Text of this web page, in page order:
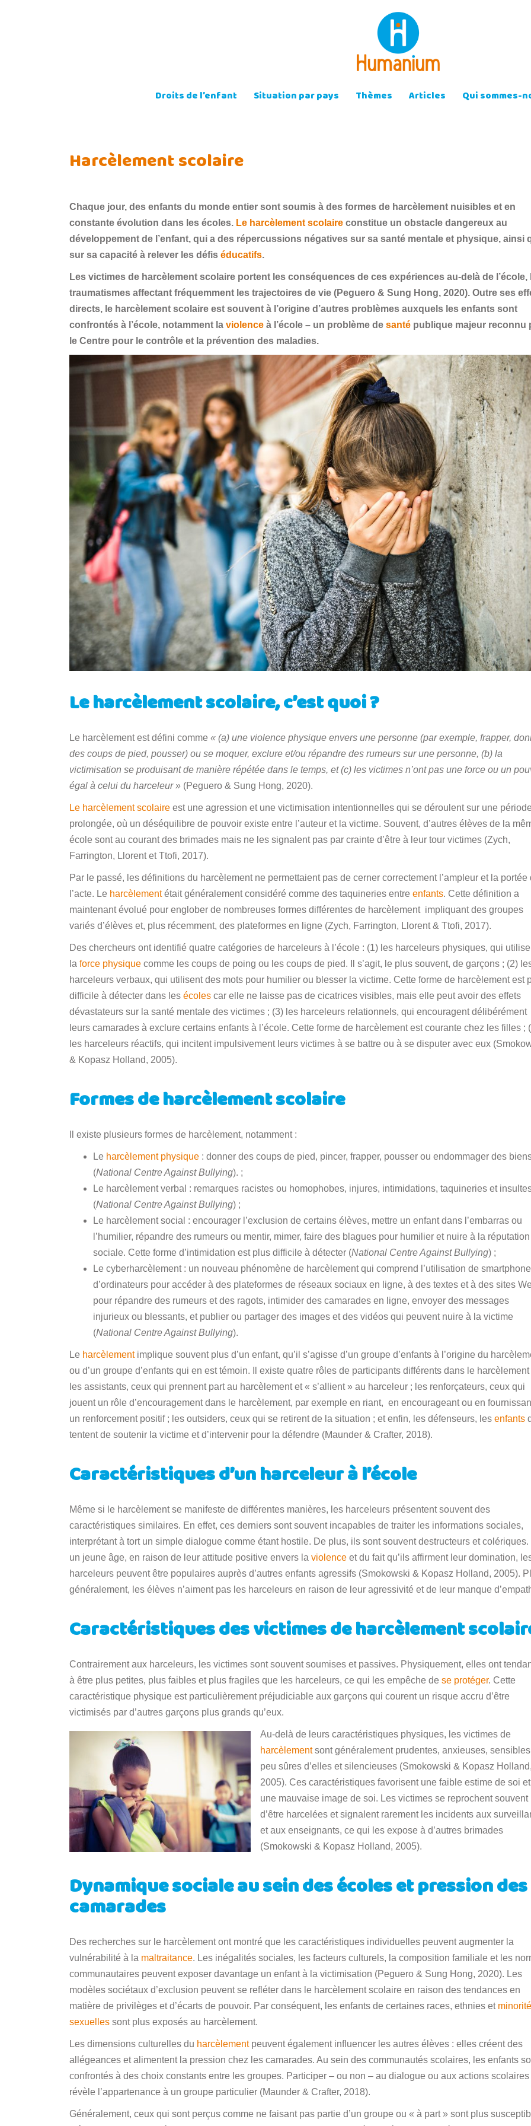
Droits de l’enfant Situation par pays Thèmes Articles Qui sommes-
Harcèlement scolaire
Chaque jour, des enfants du monde entier sont soumis à des formes de harcèlement nuisibles et en
constante évolution dans les écoles. Le harcèlement scolaire constitue un obstacle dangereux au
développement de l’enfant, qui a des répercussions négatives sur sa santé mentale et physique, ainsi
sur sa capacité à relever les défis éducatifs.
Les victimes de harcèlement scolaire portent les conséquences de ces expériences au-delà de l’école,
traumatismes affectant fréquemment les trajectoires de vie (Peguero & Sung Hong, 2020). Outre ses
directs, le harcèlement scolaire est souvent à l’origine d’autres problèmes auxquels les enfants sont
confrontés à l’école, notamment la violence à l’école – un problème de santé publique majeur reconnu
le Centre pour le contrôle et la prévention des maladies.
Le harcèlement scolaire, c’est quoi ?
Le harcèlement est défini comme « (a) une violence physique envers une personne (par exemple, frapper,
des coups de pied, pousser) ou se moquer, exclure et/ou répandre des rumeurs sur une personne, (b) la
victimisation se produisant de manière répétée dans le temps, et (c) les victimes n’ont pas une force ou un
égal à celui du harceleur » (Peguero & Sung Hong, 2020).
Le harcèlement scolaire est une agression et une victimisation intentionnelles qui se déroulent sur une période
prolongée, où un déséquilibre de pouvoir existe entre l’auteur et la victime. Souvent, d’autres élèves de la
école sont au courant des brimades mais ne les signalent pas par crainte d’être à leur tour victimes (Zych,
Farrington, Llorent et Ttofi, 2017).
Par le passé, les définitions du harcèlement ne permettaient pas de cerner correctement l’ampleur et la portée
l’acte. Le harcèlementétait généralement considéré comme des taquineries entre enfants. Cette définition a
maintenant évolué pour englober de nombreuses formes différentes de harcèlement impliquant des groupes
variés d’élèves et, plus récemment, des plateformes en ligne (Zych, Farrington, Llorent & Ttofi, 2017).
Des chercheurs ont identifié quatre catégories de harceleurs à l’école : (1) les harceleurs physiques, qui
la force physique comme les coups de poing ou les coups de pied. Il s’agit, le plus souvent, de garçons ; (2)
harceleurs verbaux, qui utilisent des mots pour humilier ou blesser la victime. Cette forme de harcèlement est
difficile à détecter dans les écoles car elle ne laisse pas de cicatrices visibles, mais elle peut avoir des effets
dévastateurs sur la santé mentale des victimes ; (3) les harceleurs relationnels, qui encouragent délibérément
leurs camarades à exclure certains enfants à l’école. Cette forme de harcèlement est courante chez les filles ;
les harceleurs réactifs, qui incitent impulsivement leurs victimes à se battre ou à se disputer avec eux
& Kopasz Holland, 2005).
Formes de harcèlement scolaire
Il existe plusieurs formes de harcèlement, notamment :
Le harcèlement physique : donner des coups de pied, pincer, frapper, pousser ou endommager des
(National Centre Against Bullying). ;
Le harcèlement verbal : remarques racistes ou homophobes, injures, intimidations, taquineries et
(National Centre Against Bullying) ;
Le harcèlement social : encourager l’exclusion de certains élèves, mettre un enfant dans l’embarras ou
l’humilier, répandre des rumeurs ou mentir, mimer, faire des blagues pour humilier et nuire à la réputation
sociale. Cette forme d’intimidation est plus difficile à détecter (National Centre Against Bullying) ;
Le cyberharcèlement : un nouveau phénomène de harcèlement qui comprend l’utilisation de
d’ordinateurs pour accéder à des plateformes de réseaux sociaux en ligne, à des textes et à des sites
pour répandre des rumeurs et des ragots, intimider des camarades en ligne, envoyer des messages
injurieux ou blessants, et publier ou partager des images et des vidéos qui peuvent nuire à la victime
(National Centre Against Bullying).
Le harcèlementimplique souvent plus d’un enfant, qu’il s’agisse d’un groupe d’enfants à l’origine du
ou d’un groupe d’enfants qui en est témoin. Il existe quatre rôles de participants différents dans le harcèlement
les assistants, ceux qui prennent part au harcèlement et « s’allient » au harceleur ; les renforçateurs, ceux qui
jouent un rôle d’encouragement dans le harcèlement, par exemple en riant, en encourageant ou en
un renforcement positif ; les outsiders, ceux qui se retirent de la situation ; et enfin, les défenseurs, les enfants
tentent de soutenir la victime et d’intervenir pour la défendre (Maunder & Crafter, 2018).
Caractéristiques d’un harceleur à l’école
Même si le harcèlement se manifeste de différentes manières, les harceleurs présentent souvent des
caractéristiques similaires. En effet, ces derniers sont souvent incapables de traiter les informations sociales,
interprétant à tort un simple dialogue comme étant hostile. De plus, ils sont souvent destructeurs et colériques.
un jeune âge, en raison de leur attitude positive envers la violence et du fait qu’ils affirment leur domination,
harceleurs peuvent être populaires auprès d’autres enfants agressifs (Smokowski & Kopasz Holland, 2005).
généralement, les élèves n’aiment pas les harceleurs en raison de leur agressivité et de leur manque
Caractéristiques des victimes de harcèlement
Contrairement aux harceleurs, les victimes sont souvent soumises et passives. Physiquement, elles ont
à être plus petites, plus faibles et plus fragiles que les harceleurs, ce qui les empêche de se protéger. Cette
caractéristique physique est particulièrement préjudiciable aux garçons qui courent un risque accru d’être
victimisés par d’autres garçons plus grands qu’eux.
Au-delà de leurs caractéristiques physiques, les victimes de
harcèlementsont généralement prudentes, anxieuses,
peu sûres d’elles et silencieuses (Smokowski & Kopasz Holland,
2005). Ces caractéristiques favorisent une faible estime de soi et
une mauvaise image de soi. Les victimes se reprochent souvent
d’être harcelées et signalent rarement les incidents aux
et aux enseignants, ce qui les expose à d’autres brimades
(Smokowski & Kopasz Holland, 2005).
Dynamique sociale au sein des écoles et pression des
camarades
Des recherches sur le harcèlement ont montré que les caractéristiques individuelles peuvent augmenter la
vulnérabilité à la maltraitance. Les inégalités sociales, les facteurs culturels, la composition familiale et les
communautaires peuvent exposer davantage un enfant à la victimisation (Peguero & Sung Hong, 2020). Les
modèles sociétaux d’exclusion peuvent se refléter dans le harcèlement scolaire en raison des tendances en
matière de privilèges et d’écarts de pouvoir. Par conséquent, les enfants de certaines races, ethnies et
sexuelles sont plus exposés au harcèlement.
Les dimensions culturelles du harcèlementpeuvent également influencer les autres élèves : elles créent des
allégeances et alimentent la pression chez les camarades. Au sein des communautés scolaires, les enfants
confrontés à des choix constants entre les groupes. Participer – ou non – au dialogue ou aux actions scolaires
révèle l’appartenance à un groupe particulier (Maunder & Crafter, 2018).
Généralement, ceux qui sont perçus comme ne faisant pas partie d’un groupe ou « à part » sont plus